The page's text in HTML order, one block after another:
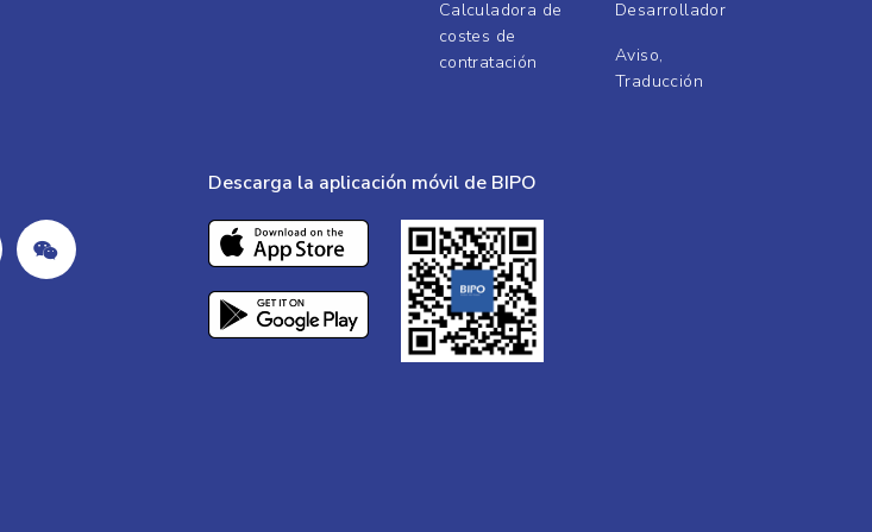
Calculadora de
costes de
contratación
Desarrollador
Aviso,
Traducción
Descarga la aplicación móvil de BIPO